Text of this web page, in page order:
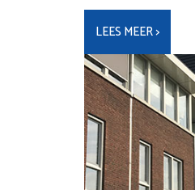
LEES MEER >